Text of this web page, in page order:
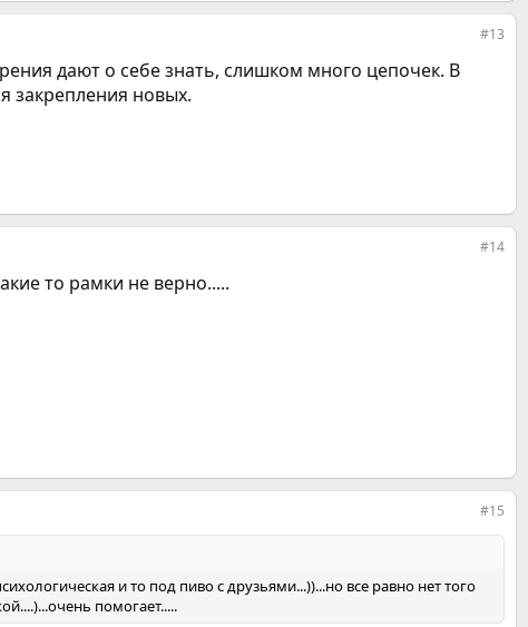
#13
дают о себе знать, слишком много цепочек. В
закрепления новых.
#14
то рамки не верно.....
#15
и то под пиво с друзьями...))...но все равно нет того
помогает.....